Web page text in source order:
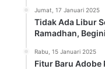
Jumat, 17 Januari 2025
Tidak Ada Libur
Ramadhan,
Rabu, 15 Januari 2025
Fitur Baru